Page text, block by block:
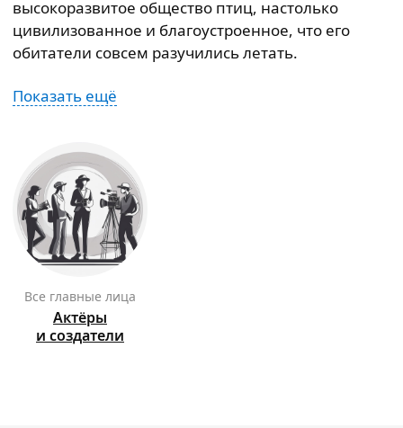
высокоразвитое общество птиц, настолько
цивилизованное и благоустроенное, что его
обитатели совсем разучились летать.
Показать ещё
Все главные лица
Актёры
и создатели